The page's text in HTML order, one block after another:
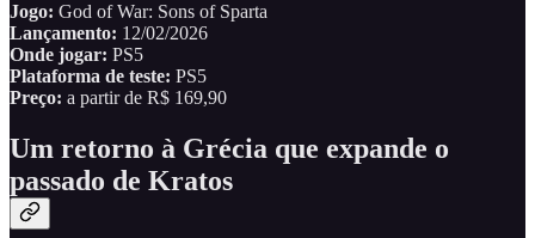
Jogo: God of War: Sons of Sparta
Lançamento: 12/02/2026
Onde jogar: PS5
Plataforma de teste: PS5
Preço: a partir de R$ 169,90
Um retorno à Grécia que expande o
passado de Kratos